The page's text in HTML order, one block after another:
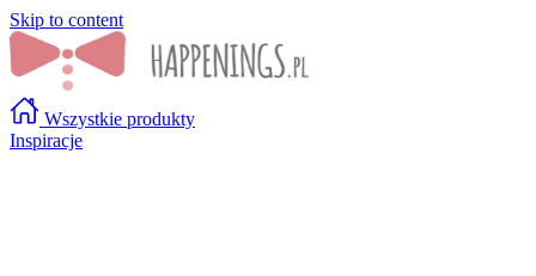
Skip to content
Wszystkie produkty
Inspiracje